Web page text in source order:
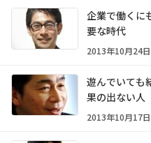
企業で働くに
要な時代
2013年10月24
遊んでいて
果の出ない人
2013年10月17